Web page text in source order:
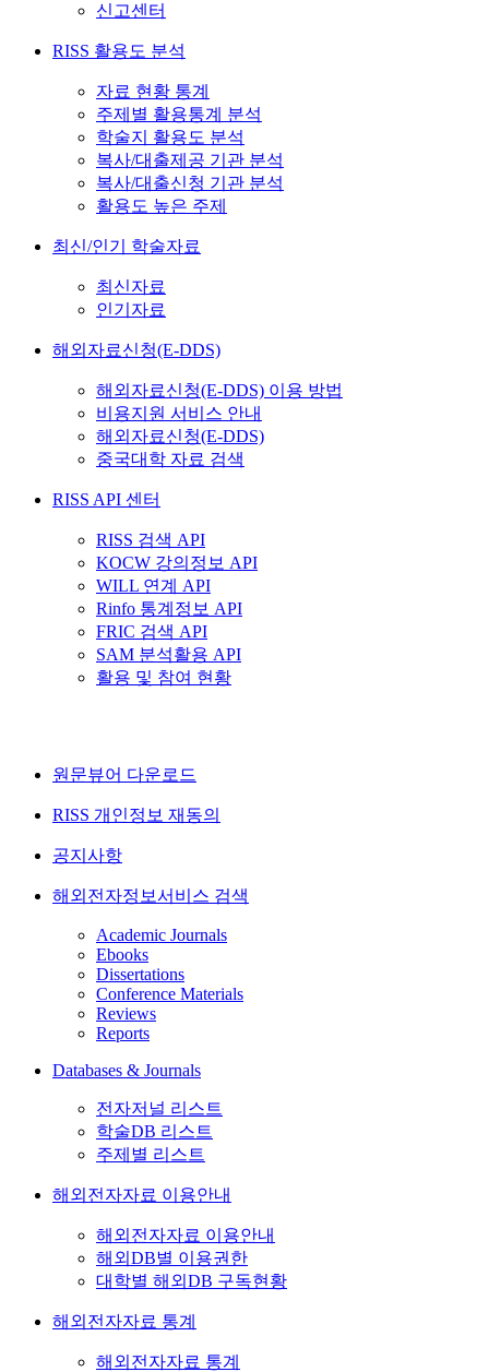
신고센터
RISS 활용도 분석
자료 현황 통계
주제별 활용통계 분석
학술지 활용도 분석
복사/대출제공 기관 분석
복사/대출신청 기관 분석
활용도 높은 주제
최신/인기 학술자료
최신자료
인기자료
해외자료신청(E-DDS)
해외자료신청(E-DDS) 이용 방법
비용지원 서비스 안내
해외자료신청(E-DDS)
중국대학 자료 검색
RISS API 센터
RISS 검색 API
KOCW 강의정보 API
WILL 연계 API
Rinfo 통계정보 API
FRIC 검색 API
SAM 분석활용 API
활용 및 참여 현황
원문뷰어 다운로드
RISS 개인정보 재동의
공지사항
해외전자정보서비스 검색
Academic Journals
Ebooks
Dissertations
Conference Materials
Reviews
Reports
Databases & Journals
전자저널 리스트
학술DB 리스트
주제별 리스트
해외전자자료 이용안내
해외전자자료 이용안내
해외DB별 이용권한
대학별 해외DB 구독현황
해외전자자료 통계
해외전자자료 통계